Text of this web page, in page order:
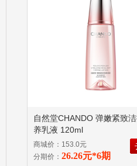
自然堂CHANDO 弹嫩紧致
养乳液 120ml
商城价：153.0元
分期价： 26.26元*6期